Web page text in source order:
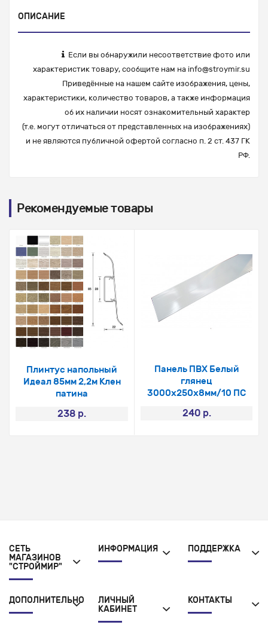
ОПИСАНИЕ
Если вы обнаружили несоответствие фото или
характеристик товару, сообщите нам на info@stroymir.su
Приведённые на нашем сайте изображения, цены,
характеристики, количество товаров, а также информация
об их наличии носят ознакомительный характер
(т.е. могут отличаться от представленных на изображениях)
и не являются публичной офертой согласно п. 2 ст. 437 ГК
РФ.
Рекомендуемые товары
Плинтус напольный
Идеал 85мм 2,2м Клен
патина
238 р.
Панель ПВХ Белый
глянец
3000х250х8мм/10 ПС
240 р.
СЕТЬ
МАГАЗИНОВ
"СТРОЙМИР"
ИНФОРМАЦИЯ ПОДДЕРЖКА
ДОПОЛНИТЕЛЬНО
ЛИЧНЫЙ
КАБИНЕТ
КОНТАКТЫ